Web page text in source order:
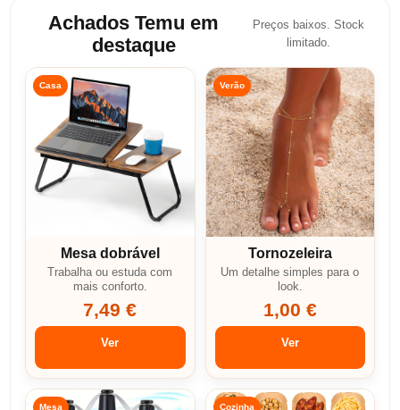
Achados Temu em
destaque
Preços baixos. Stock
limitado.
Casa
Mesa dobrável
Trabalha ou estuda com
mais conforto.
7,49 €
Ver
Verão
Tornozeleira
Um detalhe simples para o
look.
1,00 €
Ver
Mesa Cozinha